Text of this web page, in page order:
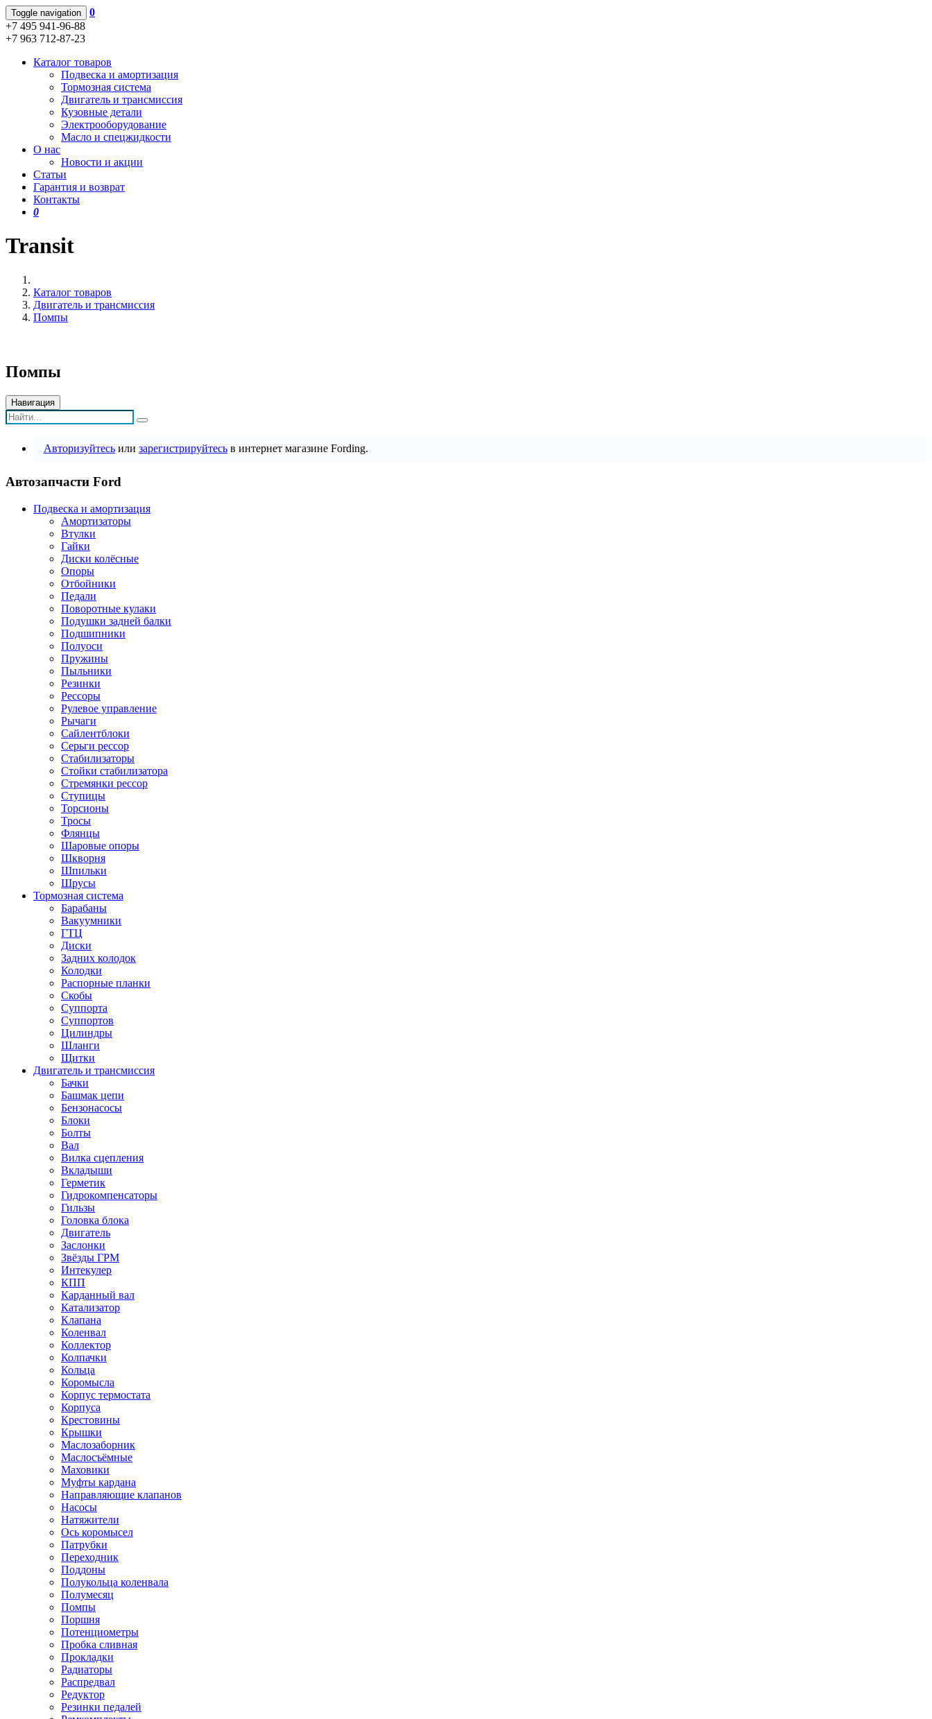
Toggle navigation
0
+7 495 941-96-88
+7 963 712-87-23
Каталог товаров
Подвеска и амортизация
Тормозная система
Двигатель и трансмиссия
Кузовные детали
Электрооборудование
Масло и спецжидкости
О нас
Новости и акции
Статьи
Гарантия и возврат
Контакты
0
Transit
Каталог товаров
Двигатель и трансмиссия
Помпы
Помпы
Навигация
Авторизуйтесь или зарегистрируйтесь в интернет магазине Fording.
Автозапчасти Ford
Подвеска и амортизация
Амортизаторы
Втулки
Гайки
Диски колёсные
Опоры
Отбойники
Педали
Поворотные кулаки
Подушки задней балки
Подшипники
Полуоси
Пружины
Пыльники
Резинки
Рессоры
Рулевое управление
Рычаги
Сайлентблоки
Серьги рессор
Стабилизаторы
Стойки стабилизатора
Стремянки рессор
Ступицы
Торсионы
Тросы
Флянцы
Шаровые опоры
Шкворня
Шпильки
Шрусы
Тормозная система
Барабаны
Вакуумники
ГТЦ
Диски
Задних колодок
Колодки
Распорные планки
Скобы
Суппорта
Суппортов
Цилиндры
Шланги
Щитки
Двигатель и трансмиссия
Бачки
Башмак цепи
Бензонасосы
Блоки
Болты
Вал
Вилка сцепления
Вкладыши
Герметик
Гидрокомпенсаторы
Гильзы
Головка блока
Двигатель
Заслонки
Звёзды ГРМ
Интекулер
КПП
Карданный вал
Катализатор
Клапана
Коленвал
Коллектор
Колпачки
Кольца
Коромысла
Корпус термостата
Корпуса
Крестовины
Крышки
Маслозаборник
Маслосъёмные
Маховики
Муфты кардана
Направляющие клапанов
Насосы
Натяжители
Ось коромысел
Патрубки
Переходник
Поддоны
Полукольца коленвала
Полумесяц
Помпы
Поршня
Потенциометры
Пробка сливная
Прокладки
Радиаторы
Распредвал
Редуктор
Резинки педалей